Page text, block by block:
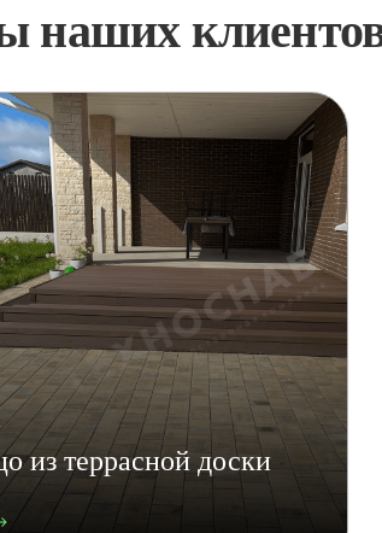
наших
из террасной доски